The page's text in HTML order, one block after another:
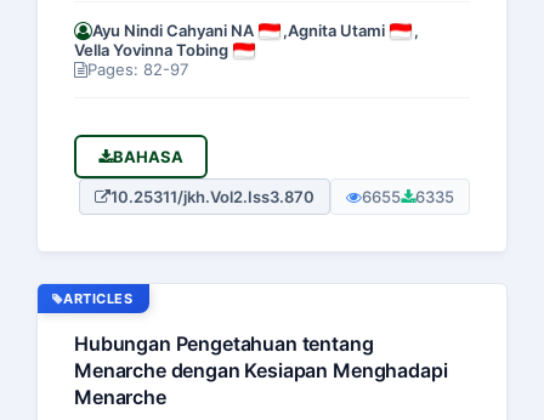
Ayu Nindi Cahyani NA ,Agnita Utami
,
Vella Yovinna Tobing
Pages: 82-97
BAHASA
10.25311/jkh.Vol2.Iss3.870 6655 6335
ARTICLES
Hubungan Pengetahuan tentang
Menarche dengan Kesiapan Menghadapi
Menarche